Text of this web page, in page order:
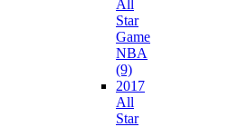
All
Star
Game
NBA
(9)
2017
All
Star